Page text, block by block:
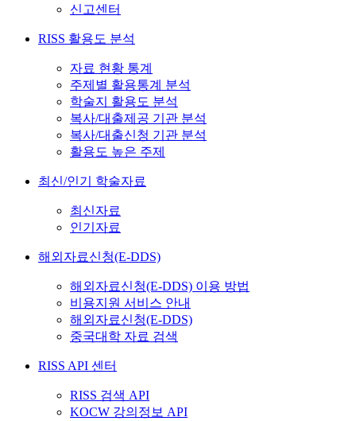
신고센터
RISS 활용도 분석
자료 현황 통계
주제별 활용통계 분석
학술지 활용도 분석
복사/대출제공 기관 분석
복사/대출신청 기관 분석
활용도 높은 주제
최신/인기 학술자료
최신자료
인기자료
해외자료신청(E-DDS)
해외자료신청(E-DDS) 이용 방법
비용지원 서비스 안내
해외자료신청(E-DDS)
중국대학 자료 검색
RISS API 센터
RISS 검색 API
KOCW 강의정보 API